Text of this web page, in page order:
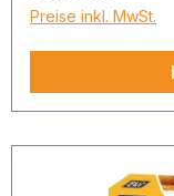
Preise inkl. MwSt.